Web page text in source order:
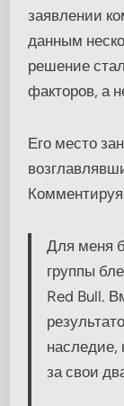
заявлении
данным
решение
факторов, а
Его место
Комментируя
Для меня
группы
Red Bull.
наследие,
за свои